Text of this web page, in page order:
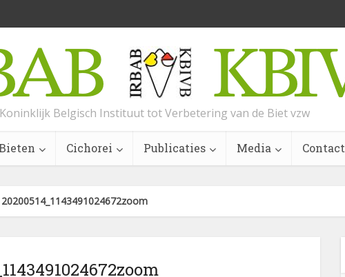
Koninklijk Belgisch Instituut tot Verbetering van de Biet vzw
Cichorei Publicaties Media Contact
20200514_1143491024672zoom